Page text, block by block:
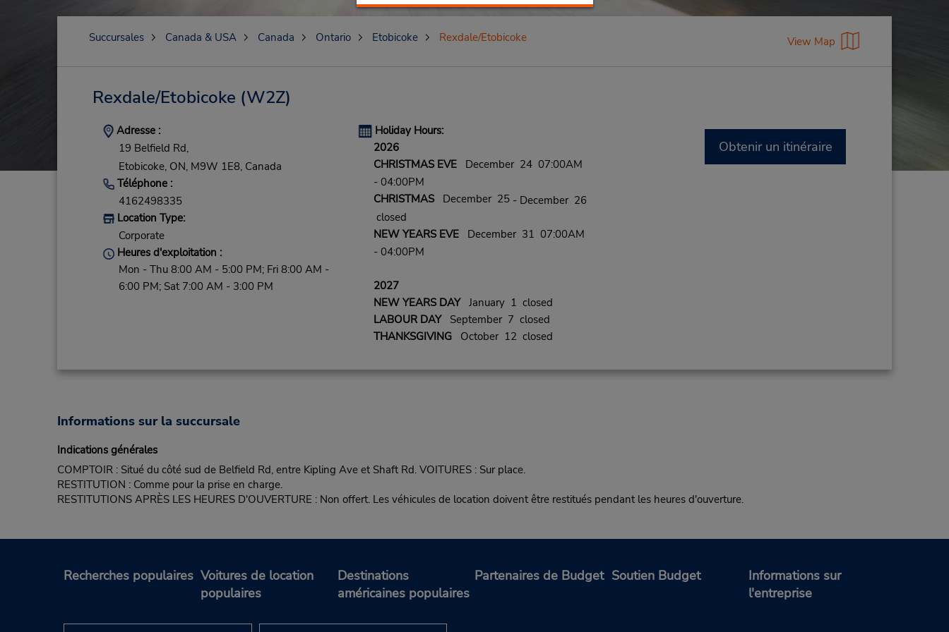
Succursales Canada & USA Canada Ontario Etobicoke Rexdale/Etobicoke View Map
Rexdale/Etobicoke (W2Z)
Adresse :
19 Belfield Rd,
Etobicoke, ON, M9W 1E8, Canada
Téléphone :
4162498335
Location Type:
Corporate
Heures d'exploitation :
Mon - Thu 8:00 AM - 5:00 PM; Fri 8:00 AM -
6:00 PM; Sat 7:00 AM - 3:00 PM
Holiday Hours:
2026
CHRISTMAS EVEDecember 24 07:00AM
- 04:00PM
CHRISTMASDecember 25 - December 26
closed
NEW YEARS EVEDecember 31 07:00AM
- 04:00PM
2027
NEW YEARS DAYJanuary 1 closed
LABOUR DAYSeptember 7 closed
THANKSGIVINGOctober 12 closed
Obtenir un itinéraire
Informations sur la succursale
Indications générales
COMPTOIR : Situé du côté sud de Belfield Rd, entre Kipling Ave et Shaft Rd. VOITURES : Sur place.
RESTITUTION : Comme pour la prise en charge.
RESTITUTIONS APRÈS LES HEURES D'OUVERTURE : Non offert. Les véhicules de location doivent être restitués pendant les heures d'ouverture.
Recherches populaires Voitures de location
populaires
Destinations
américaines populaires
Partenaires de Budget Soutien Budget
Informations sur
l'entreprise